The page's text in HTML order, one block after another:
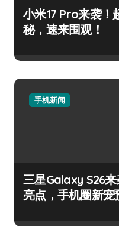
小米17 Pro来袭！
秘，速来围观！
手机新闻
三星Galaxy S26
亮点，手机圈新宠